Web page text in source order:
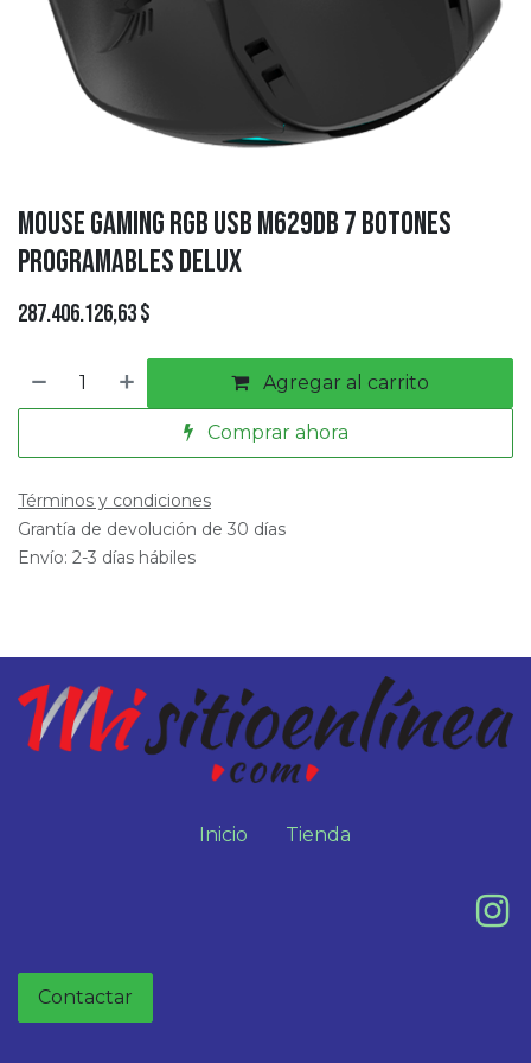
Mouse Gaming RGB USB M629DB 7 Botones
Programables Delux
287.406.126,63$
Agregar al carrito
Comprar ahora
Términos y condiciones
Grantía de devolución de 30 días
Envío: 2-3 días hábiles
Inicio Tienda
Contactar